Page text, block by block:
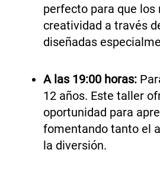
perfecto para que los
creatividad a través
diseñadas
A las 19:00 horas:
12 años. Este taller
oportunidad para
fomentando tanto el
la diversión.